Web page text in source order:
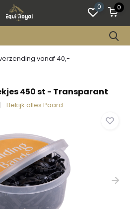
0 0
vanaf 40,-
450 st - Transparant
Bekijk alles Paard